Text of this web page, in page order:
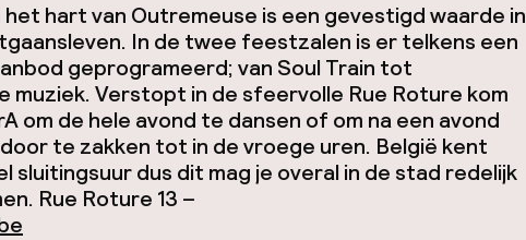
het hart van Outremeuse is een gevestigd waarde in
In de twee feestzalen is er telkens een
geprogrameerd; van Soul Train tot
muziek. Verstopt in de sfeervolle Rue Roture kom
om de hele avond te dansen of om na een avond
te zakken tot in de vroege uren. België kent
sluitingsuur dus dit mag je overal in de stad redelijk
Rue Roture 13 –